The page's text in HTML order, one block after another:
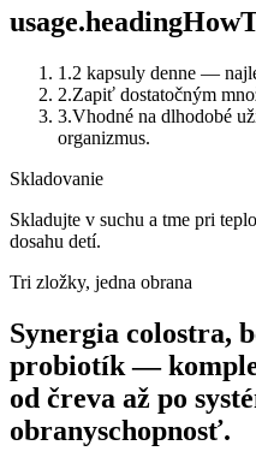
1 .2 kapsuly denne —
2.Zapiť dostatočným
3.Vhodné na dlhodobé
organizmus.
Skladovanie
Skladujte v suchu a tme pri
dosahu detí.
Tri zložky, jedna obrana
Synergia colostra,
probiotík —
od čreva až po
obranyschopnosť.